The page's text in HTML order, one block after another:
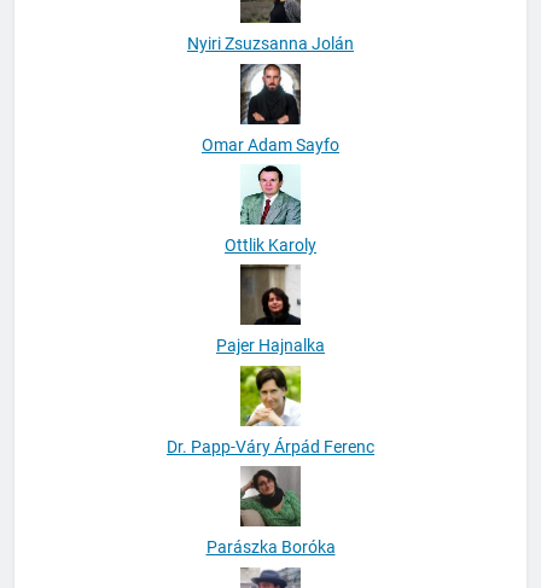
Nyiri Zsuzsanna Jolán
Omar Adam Sayfo
Ottlik Karoly
Pajer Hajnalka
Dr. Papp-Váry Árpád Ferenc
Parászka Boróka